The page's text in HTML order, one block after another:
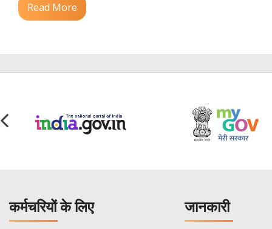
Read More
कर्मचरियों के लिए
जानकारी